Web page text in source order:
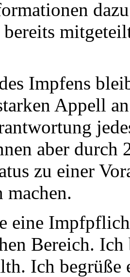
bereits
Impfens
Appell
aber durch
zu einer
eine
Bereich.
Ich